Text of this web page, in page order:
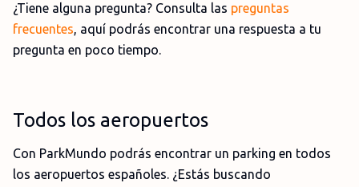
¿Tiene alguna pregunta? Consulta las preguntas
frecuentes, aquí podrás encontrar una respuesta a tu
pregunta en poco tiempo.
Todos los aeropuertos
Con ParkMundo podrás encontrar un parking en todos
los aeropuertos españoles. ¿Estás buscando